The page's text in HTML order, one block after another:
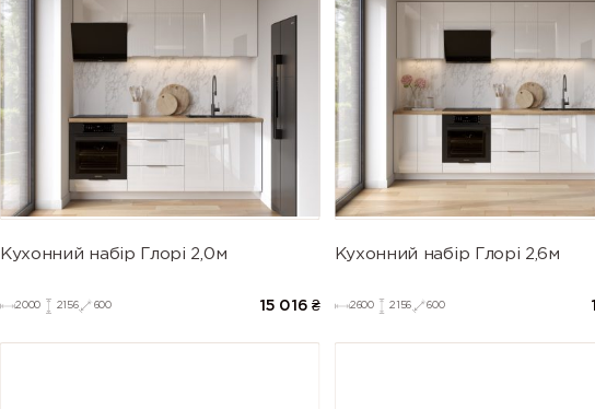
Кухонний набір Глорі 2,0м
2000 2156 600 15 016 ₴
Кухонний набір Глорі 2,6м
2600 2156 600